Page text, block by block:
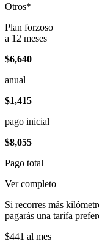
Otros*
Plan forzoso
a 12 meses
$6,640
anual
$1,415
pago inicial
$8,055
Pago total
Ver completo
Si recorres más
pagarás una tarifa
$441 al mes